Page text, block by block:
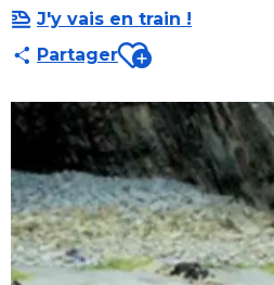
J'y vais en train !
PartagerAjouter aux favoris